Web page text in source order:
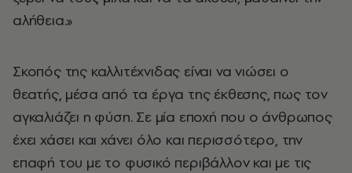
αλήθεια.»
Σκοπός της καλλιτέχνιδας είναι να νιώσει ο
θεατής, μέσα από τα έργα της έκθεσης, πως τον
αγκαλιάζει η φύση. Σε μία εποχή που ο άνθρωπος
έχει χάσει και χάνει όλο και περισσότερο, την
επαφή του με το φυσικό περιβάλλον και με τις